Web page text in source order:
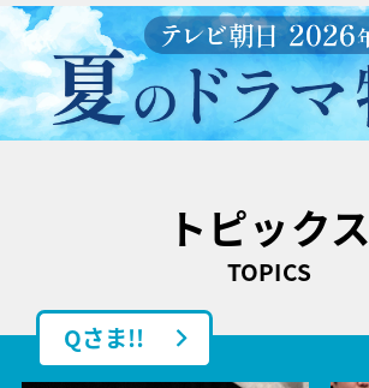
トピックス
TOPICS
Qさま!!